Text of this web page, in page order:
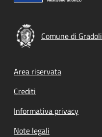
Comune di Gradoli
Footer menu
Area riservata
Crediti
Informativa privacy
Note legali